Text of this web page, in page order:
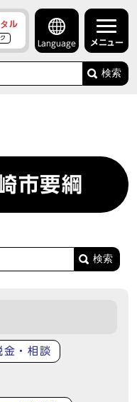
ル
Language メニュー
検索
市要綱
金・相談